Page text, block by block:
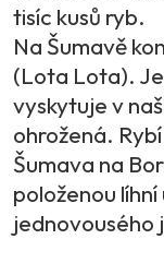
tisíc kusů ryb.
Na Šumavě
(Lota Lota).
vyskytuje v
ohrožená.
Šumava na
položenou
jednovousého